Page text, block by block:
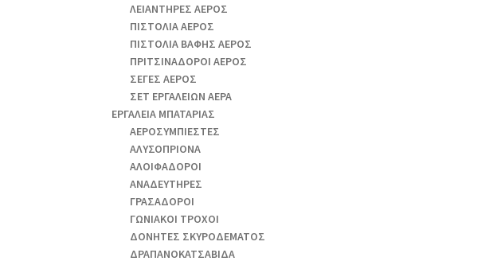
ΛΕΙΑΝΤΗΡΕΣ ΑΕΡΟΣ
ΠΙΣΤΟΛΙΑ ΑΕΡΟΣ
ΠΙΣΤΟΛΙΑ ΒΑΦΗΣ ΑΕΡΟΣ
ΠΡΙΤΣΙΝΑΔΟΡΟΙ ΑΕΡΟΣ
ΣΕΓΕΣ ΑΕΡΟΣ
ΣΕΤ ΕΡΓΑΛΕΙΩΝ ΑΕΡΑ
ΕΡΓΑΛΕΙΑ ΜΠΑΤΑΡΙΑΣ
AEΡΟΣΥΜΠΙΕΣΤΕΣ
AΛΥΣΟΠΡΙΟΝΑ
ΑΛΟΙΦΑΔOΡΟI
ΑΝΑΔΕΥΤΗΡΕΣ
ΓΡΑΣΑΔΟΡΟΙ
ΓΩΝΙΑΚΟΙ ΤΡΟΧΟΙ
ΔΟΝΗΤΕΣ ΣΚΥΡΟΔΕΜΑΤΟΣ
ΔΡΑΠΑΝΟΚΑΤΣΑΒΙΔΑ